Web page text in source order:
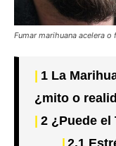
Fumar marihuana acelera o
1La
¿mito o
2¿Puede el
2.1